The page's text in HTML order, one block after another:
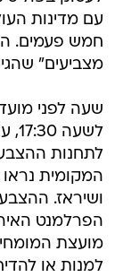
עם מדינות
חמש פעמים.
מצביעים"
שעה לפני
לתחנות
המקומית נראו
ושיראז.
למנות או